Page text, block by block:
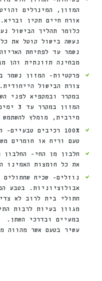
המזון, המינרלים
אורח חיים תקין
כלומר תהליך הבישול
נעשה בישול קוטל את
נשמר עד לפתיחת
מבחינה תזונתית והן
פרקטיות- המזון נשמר
צורת הבישול
במקרר ובמקפיא לפני
המזון
מירבית, מומלץ
100% רכיבים טבעיים- המזון
טעם וריח או חומרים
חלבון מן החי- החלבון
את כל חומצות האמינו
נוזלים- שכיח
אבולוציוניות. בטבע
חתולי בית לרוב לא
מגוון בעיות לרבות
במעיים ובדרכי השתן.
עשיר בטעם אשר מהווה